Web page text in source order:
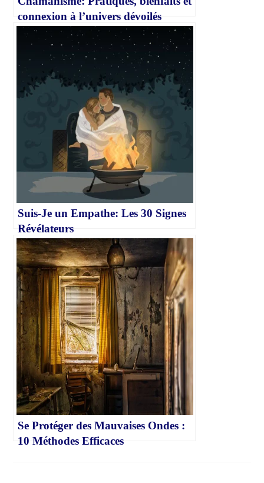
connexion à l’univers dévoilés
Suis-Je un Empathe: Les 30 Signes
Révélateurs
Se Protéger des Mauvaises Ondes :
10 Méthodes Efficaces